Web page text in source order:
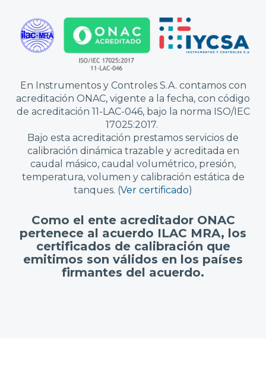
En Instrumentos y Controles S.A. contamos con
acreditación ONAC, vigente a la fecha, con código
de acreditación 11-LAC-046, bajo la norma ISO/IEC
17025:2017.
Bajo esta acreditación prestamos servicios de
calibración dinámica trazable y acreditada en
caudal másico, caudal volumétrico, presión,
temperatura, volumen y calibración estática de
tanques. (Ver certificado)
Como el ente acreditador ONAC
pertenece al acuerdo ILAC MRA, los
certificados de calibración que
emitimos son válidos en los países
firmantes del acuerdo.